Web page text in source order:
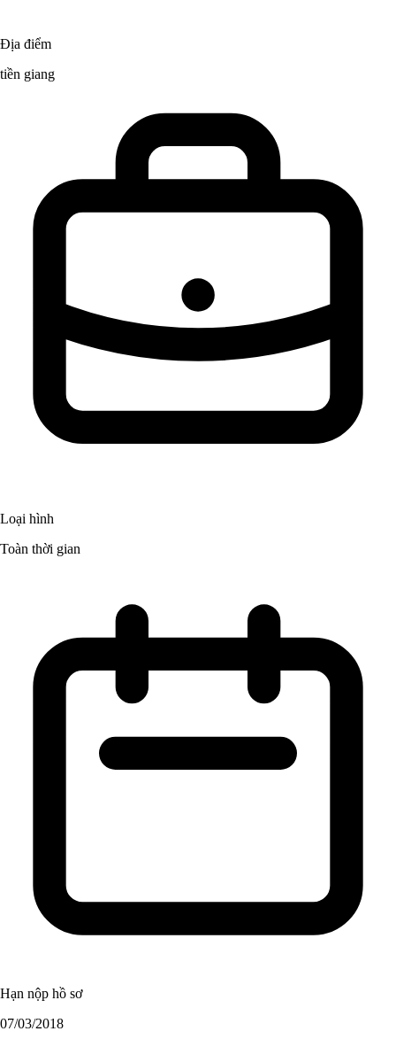
Địa điểm
tiền giang
Loại hình
Toàn thời gian
Hạn nộp hồ sơ
07/03/2018